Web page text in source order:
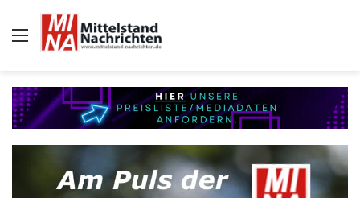
Auswahl